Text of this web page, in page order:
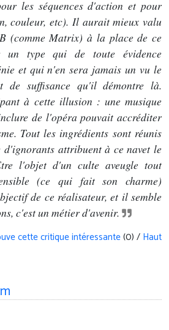
les séquences d'action et pour
couleur, etc). Il aurait mieux valu
(comme Matrix) à la place de ce
un type qui de toute évidence
et qui n'en sera jamais un vu le
de suffisance qu'il démontre là.
à cette illusion : une musique
de l'opéra pouvait accréditer
Tout les ingrédients sont réunis
attribuent à ce navet le
l'objet d'un culte aveugle tout
(ce qui fait son charme)
de ce réalisateur, et il semble
c'est un métier d'avenir.
cette critique intéressante(0) / Haut